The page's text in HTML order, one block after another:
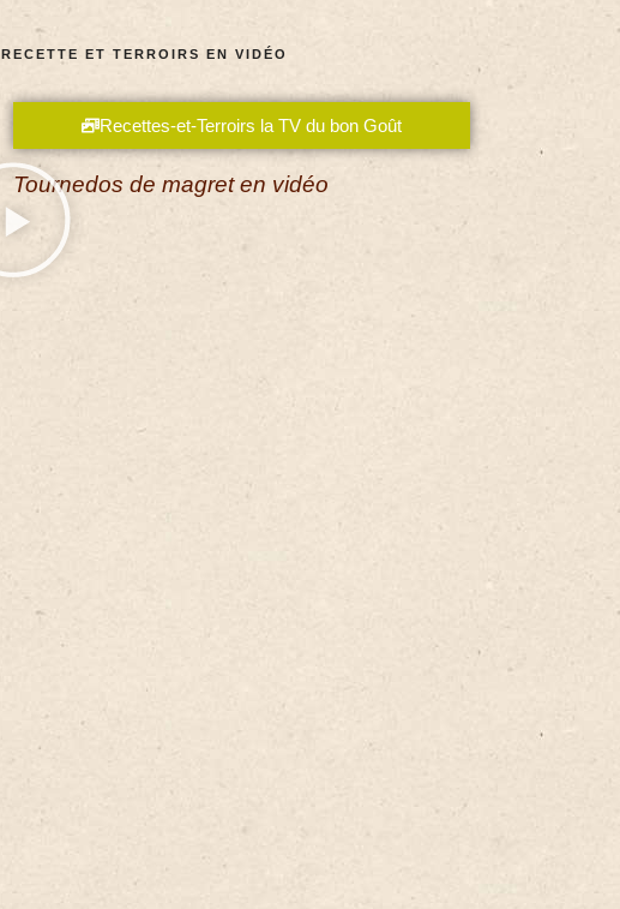
RECETTE ET TERROIRS EN VIDÉO
Recettes-et-Terroirs la TV du bon Goût
Tournedos de magret en vidéo